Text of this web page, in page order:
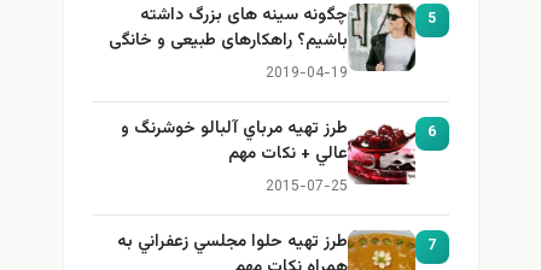
5
چگونه سینه های بزرگ داشته
باشیم؟ راهکارهای طبیعی و خانگی
برای بزرگ کردن سینه
2019-04-19
6
طرز تهيه مرباي آلبالو خوشرنگ و
عالي + نكات مهم
2015-07-25
7
طرز تهيه حلوا مجلسي زعفراني به